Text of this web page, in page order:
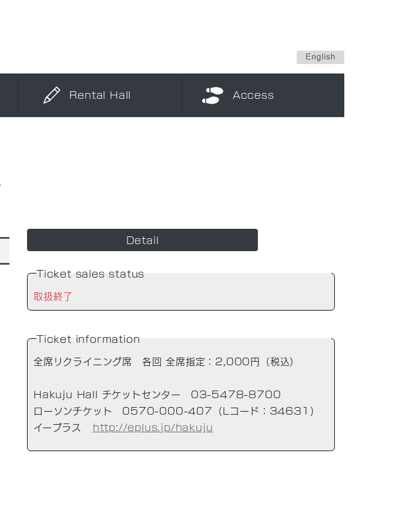
Rental Hall Access
Detail
Ticket sales status
取扱終了
Ticket information
全席リクライニング席 各回 全席指定：2,000円（税込）
Hakuju Hall チケットセンター 03-5478-8700
ローソンチケット 0570-000-407（Lコード：34631）
イープラス http://eplus.jp/hakuju